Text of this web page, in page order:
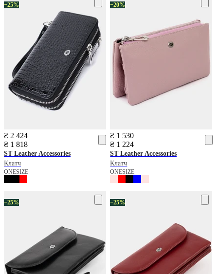
−25%
₴ 2 424
₴ 1 818
ST Leather Accessories
Клатч
ONESIZE
−20%
₴ 1 530
₴ 1 224
ST Leather Accessories
Клатч
ONESIZE
−25% −25%